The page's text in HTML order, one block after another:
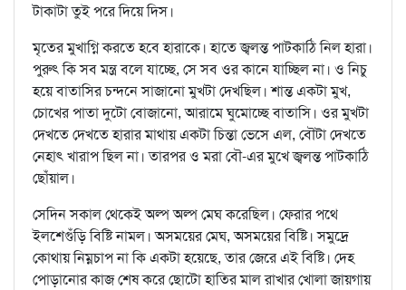
টাকাটা তুই পরে দিয়ে দিস।
মৃতের মুখাগ্নি করতে হবে হারাকে। হাতে জ্বলন্ত পাটকাঠি নিল হারা।
পুরুৎ কি সব মন্ত্র বলে যাচ্ছে, সে সব ওর কানে যাচ্ছিল না। ও নিচু
হয়ে বাতাসির চন্দনে সাজানো মুখটা দেখছিল। শান্ত একটা মুখ,
চোখের পাতা দুটো বোজানো, আরামে ঘুমোচ্ছে বাতাসি। ওর মুখটা
দেখতে দেখতে হারার মাথায় একটা চিন্তা ভেসে এল, বৌটা দেখতে
নেহাৎ খারাপ ছিল না। তারপর ও মরা বৌ-এর মুখে জ্বলন্ত পাটকাঠি
ছোঁয়াল।
সেদিন সকাল থেকেই অল্প অল্প মেঘ করেছিল। ফেরার পথে
ইলশেগুঁড়ি বিষ্টি নামল। অসময়ের মেঘ, অসময়ের বিষ্টি। সমুদ্রে
কোথায় নিম্নচাপ না কি একটা হয়েছে, তার জেরে এই বিষ্টি। দেহ
পোড়ানোর কাজ শেষ করে ছোটো হাতির মাল রাখার খোলা জায়গায়